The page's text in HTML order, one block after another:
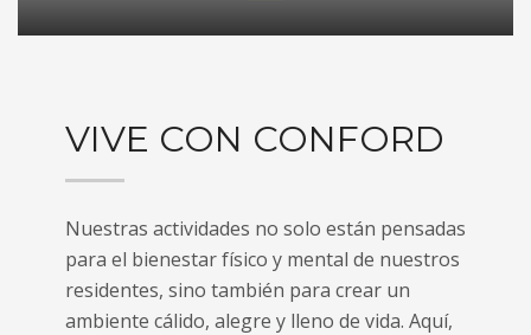
VIVE CON CONFORD
Nuestras actividades no solo están pensadas
para el bienestar físico y mental de nuestros
residentes, sino también para crear un
ambiente cálido, alegre y lleno de vida. Aquí,